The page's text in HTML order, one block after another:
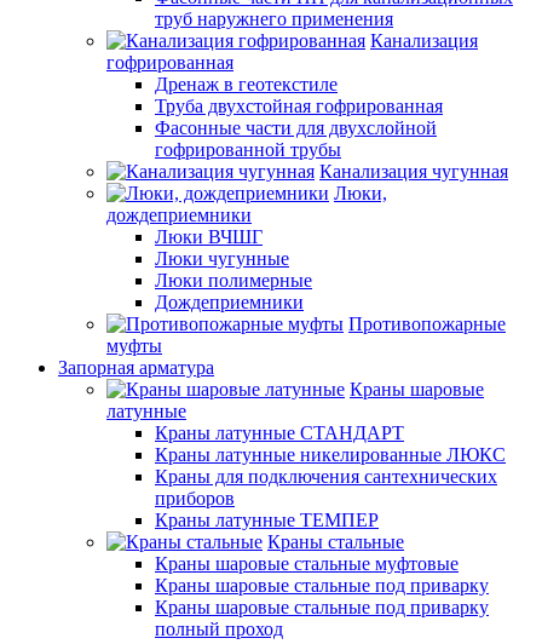
труб наружнего применения
Канализация
гофрированная
Дренаж в геотекстиле
Труба двухстойная гофрированная
Фасонные части для двухслойной
гофрированной трубы
Канализация чугунная
Люки,
дождеприемники
Люки ВЧШГ
Люки чугунные
Люки полимерные
Дождеприемники
Противопожарные
муфты
Запорная арматура
Краны шаровые
латунные
Краны латунные СТАНДАРТ
Краны латунные никелированные ЛЮКС
Краны для подключения сантехнических
приборов
Краны латунные ТЕМПЕР
Краны стальные
Краны шаровые стальные муфтовые
Краны шаровые стальные под приварку
Краны шаровые стальные под приварку
полный проход